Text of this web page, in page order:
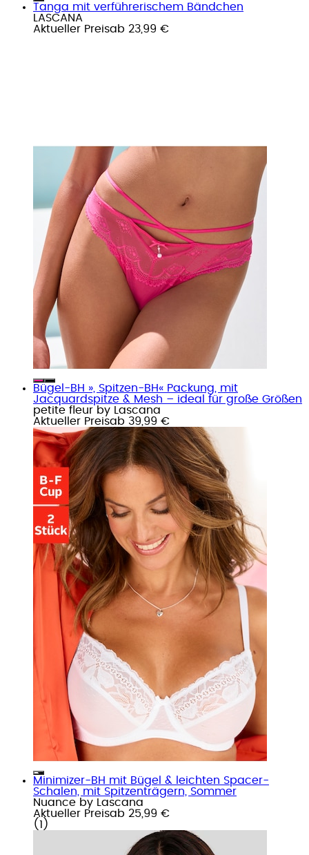
Tanga mit verführerischem Bändchen
LASCANA
Aktueller Preisab 23,99 €
Bügel-BH », Spitzen-BH« Packung, mit
Jacquardspitze & Mesh – ideal für große Größen
petite fleur by Lascana
Aktueller Preisab 39,99 €
Minimizer-BH mit Bügel & leichten Spacer-
Schalen, mit Spitzenträgern, Sommer
Nuance by Lascana
Aktueller Preisab 25,99 €
( 1 )